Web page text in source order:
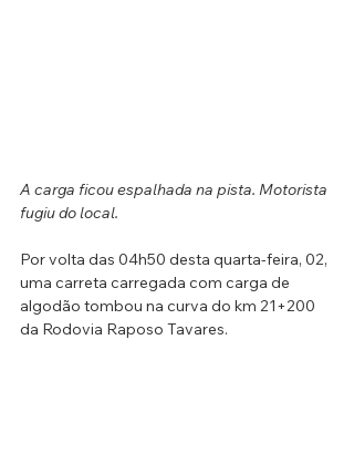
A carga ficou espalhada na pista. Motorista
fugiu do local.
Por volta das 04h50 desta quarta-feira, 02,
uma carreta carregada com carga de
algodão tombou na curva do km 21+200
da Rodovia Raposo Tavares.